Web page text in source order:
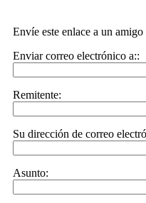
Envíe este enlace a un
Enviar correo electrónico a::
Remitente:
Su dirección de correo
Asunto: